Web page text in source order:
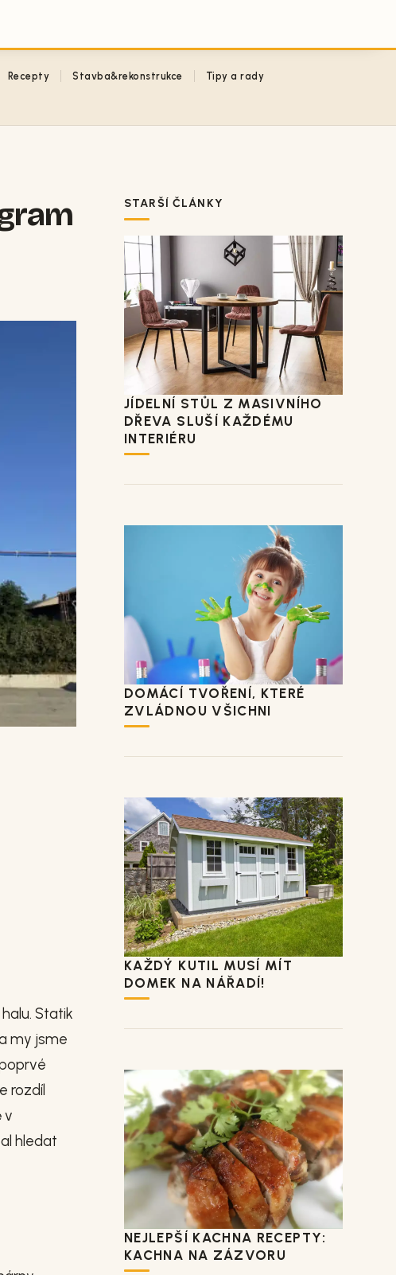
Recepty Stavba&rekonstrukce Tipy a rady
Statik
my jsme
rozdíl
v
hledat
STARŠÍ ČLÁNKY
JÍDELNÍ STŮL Z MASIVNÍHO
DŘEVA SLUŠÍ KAŽDÉMU
INTERIÉRU
DOMÁCÍ TVOŘENÍ, KTERÉ
ZVLÁDNOU VŠICHNI
KAŽDÝ KUTIL MUSÍ MÍT
DOMEK NA NÁŘADÍ!
NEJLEPŠÍ KACHNA RECEPTY:
KACHNA NA ZÁZVORU